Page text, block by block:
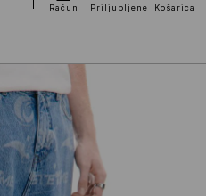
Račun Priljubljene Košarica